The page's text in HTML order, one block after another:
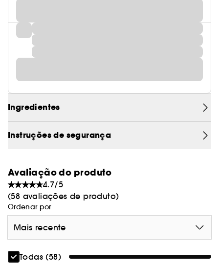
Ingredientes
Instruções de segurança
Avaliação do produto
4.7/5
(58 avaliações de produto)
Ordenar por
Mais recente
Todas (58)